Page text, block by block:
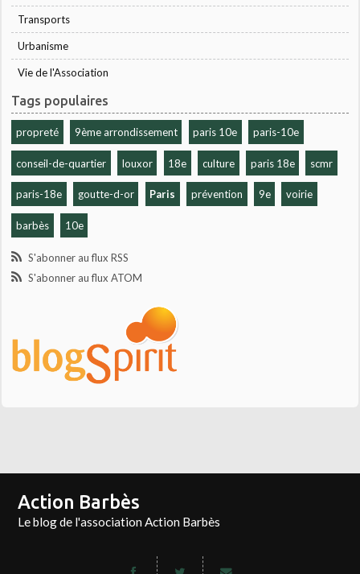
Transports
Urbanisme
Vie de l'Association
Tags populaires
propreté 9ème arrondissement paris 10e paris-10e
conseil-de-quartier louxor 18e culture paris 18e scmr
paris-18e goutte-d-or Paris prévention 9e voirie
barbès 10e
S'abonner au flux RSS
S'abonner au flux ATOM
Action Barbès
Le blog de l'association Action Barbès